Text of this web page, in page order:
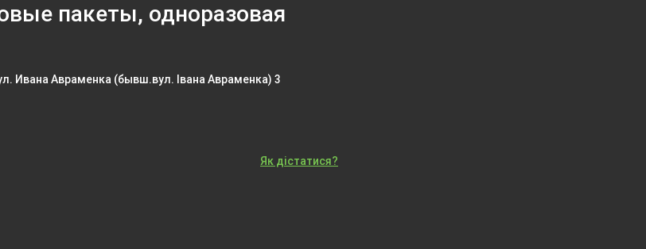
пакеты, одноразовая
Ивана Авраменка (бывш.вул. Івана Авраменка) 3
Як дістатися?